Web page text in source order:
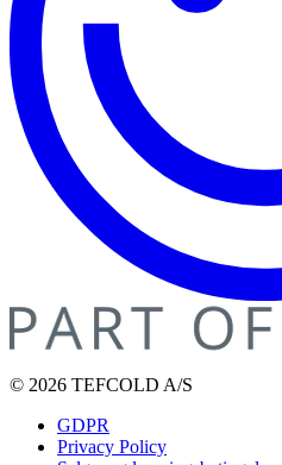
© 2026 TEFCOLD A/S
GDPR
Privacy Policy